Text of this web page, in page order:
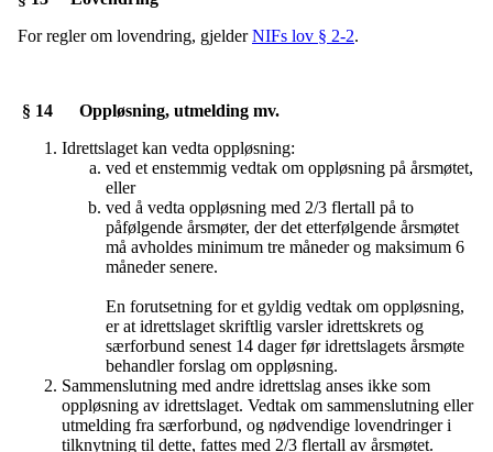
For regler om lovendring, gjelderNIFs lov § 2-2.
§ 14 Oppløsning, utmelding mv.
Idrettslaget kan vedta oppløsning:
ved et enstemmig vedtak om oppløsning på årsmøtet,
eller
ved å vedta oppløsning med 2/3 flertall på to
påfølgende årsmøter, der det etterfølgende årsmøtet
må avholdes minimum tre måneder og maksimum 6
måneder senere.
En forutsetning for et gyldig vedtak om oppløsning,
er at idrettslaget skriftlig varsler idrettskrets og
særforbund senest 14 dager før idrettslagets årsmøte
behandler forslag om oppløsning.
Sammenslutning med andre idrettslag anses ikke som
oppløsning av idrettslaget. Vedtak om sammenslutning eller
utmelding fra særforbund, og nødvendige lovendringer i
tilknytning til dette, fattes med 2/3 flertall av årsmøtet.